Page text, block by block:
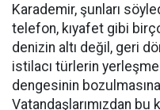
Karademir, şunları
telefon, kıyafet gibi
denizin altı değil, geri
istilacı türlerin
dengesinin
Vatandaşlarımızdan bu